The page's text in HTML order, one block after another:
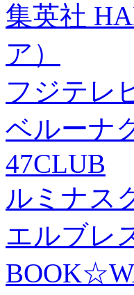
集英社
ア）
フジテレ
ベルーナ
47CLUB
ルミナス
エルブレ